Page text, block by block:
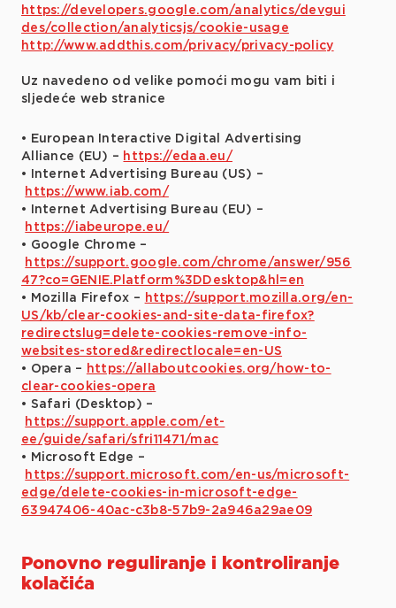
https://developers.google.com/analytics/devgui
des/collection/analyticsjs/cookie-usage
http://www.addthis.com/privacy/privacy-policy
Uz navedeno od velike pomoći mogu vam biti i
sljedeće web stranice
• European Interactive Digital Advertising
Alliance (EU) – https://edaa.eu/
• Internet Advertising Bureau (US) –
https://www.iab.com/
• Internet Advertising Bureau (EU) –
https://iabeurope.eu/
• Google Chrome –
https://support.google.com/chrome/answer/956
47?co=GENIE.Platform%3DDesktop&hl=en
• Mozilla Firefox – https://support.mozilla.org/en-
US/kb/clear-cookies-and-site-data-firefox?
redirectslug=delete-cookies-remove-info-
websites-stored&redirectlocale=en-US
• Opera – https://allaboutcookies.org/how-to-
clear-cookies-opera
• Safari (Desktop) –
https://support.apple.com/et-
ee/guide/safari/sfri11471/mac
• Microsoft Edge –
https://support.microsoft.com/en-us/microsoft-
edge/delete-cookies-in-microsoft-edge-
63947406-40ac-c3b8-57b9-2a946a29ae09
Ponovno reguliranje i kontroliranje
kolačića